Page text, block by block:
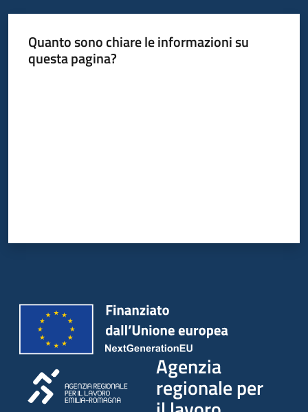
Quanto sono chiare le informazioni su
questa pagina?
Agenzia
regionale per